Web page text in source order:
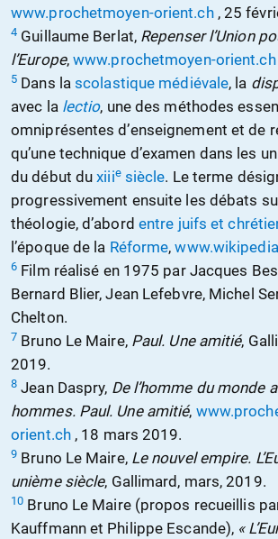
www.prochetmoyen-orient.ch, 25
4 Guillaume Berlat, Repenser l’Union
l’Europe,www.prochetmoyen-orient.ch
5 Dans lascolastique médiévale, la
avec la lectio, une des méthodes
omniprésentes d’enseignement et de
qu’une technique d’examen dans les
du début duxiiiesiècle. Le terme
progressivement ensuite les débats
théologie, d’abord entre juifs et
l’époque de la Réforme,
6 Film réalisé en 1975 par Jacques
Bernard Blier, Jean Lefebvre, Michel
Chelton.
7 Bruno Le Maire, Paul. Une amitié,
2019.
8 Jean Daspry, De l’homme du monde
hommes. Paul. Une amitié,
orient.ch, 18 mars 2019.
9 Bruno Le Maire, Le nouvel empire.
unième siècle, Gallimard, mars, 2019.
10 Bruno Le Maire (propos recueillis
Kauffmann et Philippe Escande), «